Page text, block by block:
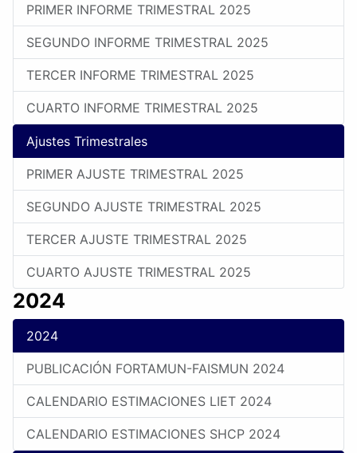
PRIMER INFORME TRIMESTRAL 2025
SEGUNDO INFORME TRIMESTRAL 2025
TERCER INFORME TRIMESTRAL 2025
CUARTO INFORME TRIMESTRAL 2025
Ajustes Trimestrales
PRIMER AJUSTE TRIMESTRAL 2025
SEGUNDO AJUSTE TRIMESTRAL 2025
TERCER AJUSTE TRIMESTRAL 2025
CUARTO AJUSTE TRIMESTRAL 2025
2024
2024
PUBLICACIÓN FORTAMUN-FAISMUN 2024
CALENDARIO ESTIMACIONES LIET 2024
CALENDARIO ESTIMACIONES SHCP 2024